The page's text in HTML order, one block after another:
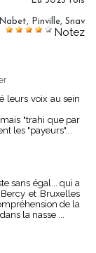
Nabet, Pinville, Snav
Notez
leurs voix au sein
"trahi que par
les "payeurs"...
sans égal... qui a
et Bruxelles
de la
la nasse ...